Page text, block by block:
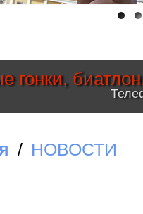
гонки,
/ НОВОСТИ